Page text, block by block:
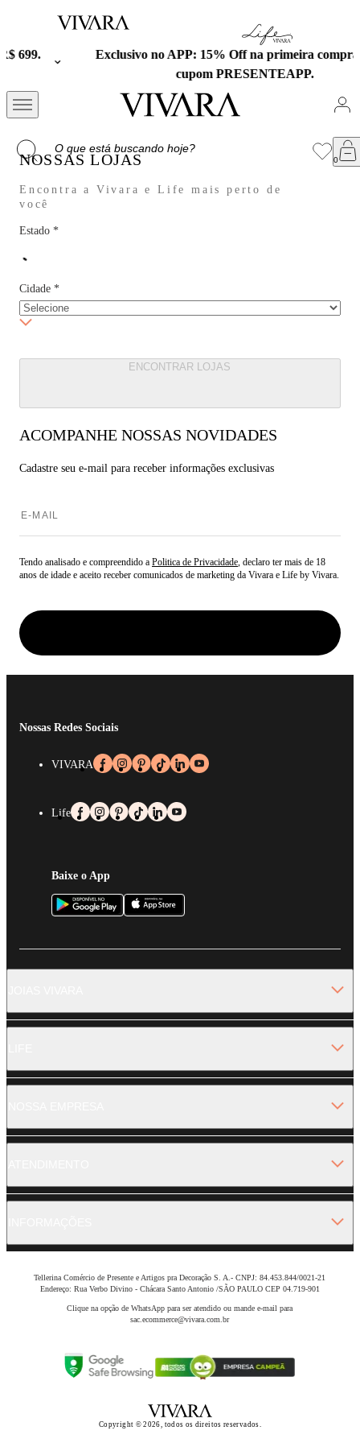
Exclusivo no APP: 15% Off na primeira compra com o
cupom PRESENTEAPP.
NOSSAS LOJAS
Encontra a Vivara e Life mais perto de
você
Estado *
Cidade *
ENCONTRAR LOJAS
ACOMPANHE NOSSAS NOVIDADES
Cadastre seu e-mail para receber informações exclusivas
Tendo analisado e compreendido a Politica de Privacidade, declaro ter mais de 18
anos de idade e aceito receber comunicados de marketing da Vivara e Life by Vivara.
Nossas Redes Sociais
VIVARA
Life
Baixe o App
Tellerina Comércio de Presente e Artigos pra Decoração S. A.- CNPJ: 84.453.844/0021-21
Endereço: Rua Verbo Divino - Chácara Santo Antonio /SÃO PAULO CEP 04.719-901
Clique na opção de WhatsApp para ser atendido ou mande e-mail para
sac.ecommerce@vivara.com.br
Copyright © 2026, todos os direitos reservados.